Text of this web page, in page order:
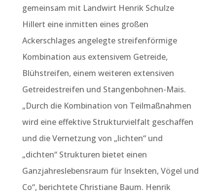
gemeinsam mit Landwirt Henrik Schulze
Hillert eine inmitten eines großen
Ackerschlages angelegte streifenförmige
Kombination aus extensivem Getreide,
Blühstreifen, einem weiteren extensiven
Getreidestreifen und Stangenbohnen-Mais.
„Durch die Kombination von Teilmaßnahmen
wird eine effektive Strukturvielfalt geschaffen
und die Vernetzung von „lichten“ und
„dichten“ Strukturen bietet einen
Ganzjahreslebensraum für Insekten, Vögel und
Co“, berichtete Christiane Baum. Henrik